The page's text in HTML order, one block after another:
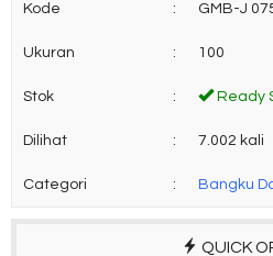
Kode : GMB-J
Ukuran : 100
Stok : Ready
Dilihat : 7.002 kali
Categori : Bangku
QUICK